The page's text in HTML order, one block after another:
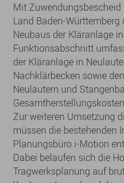
Mit
Land Baden-
Neubaus der Kläranlage
Funktionsabschnitt
der Kläranlage in
Nachklärbecken sowie
Neulautern und
Zur weiteren Umsetzung
müssen die bestehenden
Planungsbüro i-Motion
Dabei belaufen sich die
Tragwerksplanung auf